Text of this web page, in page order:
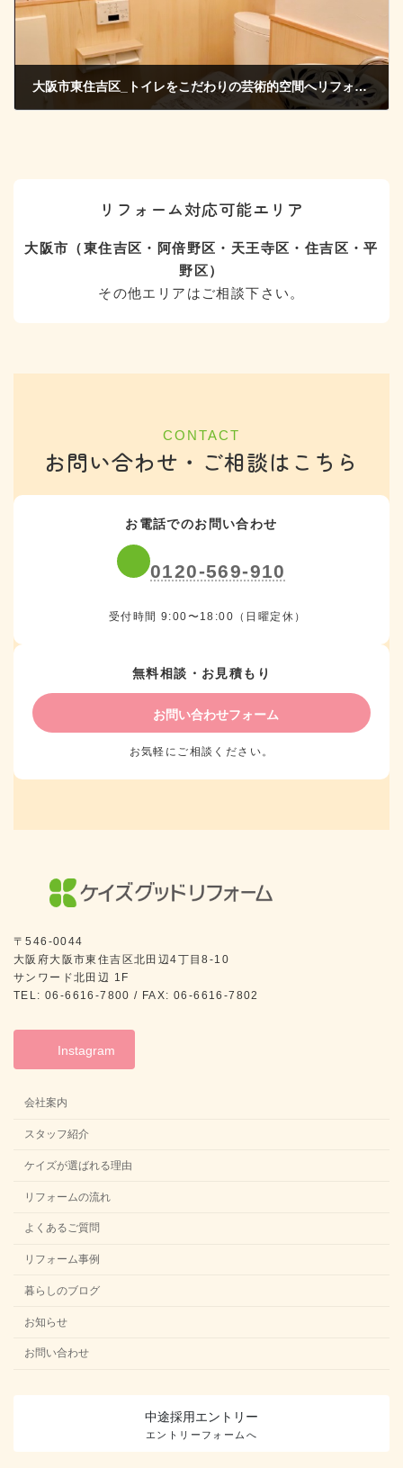
大阪市東住吉区_トイレをこだわりの芸術的空間へリフォーム
リフォーム対応可能エリア
大阪市（東住吉区・阿倍野区・天王寺区・住吉区・平
野区）
その他エリアはご相談下さい。
CONTACT
お問い合わせ・ご相談はこちら
お電話でのお問い合わせ
0120-569-910
受付時間 9:00〜18:00（日曜定休）
無料相談・お見積もり
お問い合わせフォーム
お気軽にご相談ください。
〒546-0044
大阪府大阪市東住吉区北田辺4丁目8-10
サンワード北田辺 1F
TEL: 06-6616-7800 / FAX: 06-6616-7802
Instagram
会社案内
スタッフ紹介
ケイズが選ばれる理由
リフォームの流れ
よくあるご質問
リフォーム事例
暮らしのブログ
お知らせ
お問い合わせ
中途採用エントリー
エントリーフォームへ